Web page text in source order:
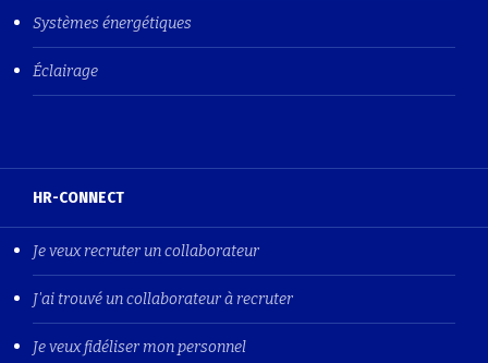
Systèmes énergétiques
Éclairage
HR-CONNECT
Je veux recruter un collaborateur
J'ai trouvé un collaborateur à recruter
Je veux fidéliser mon personnel